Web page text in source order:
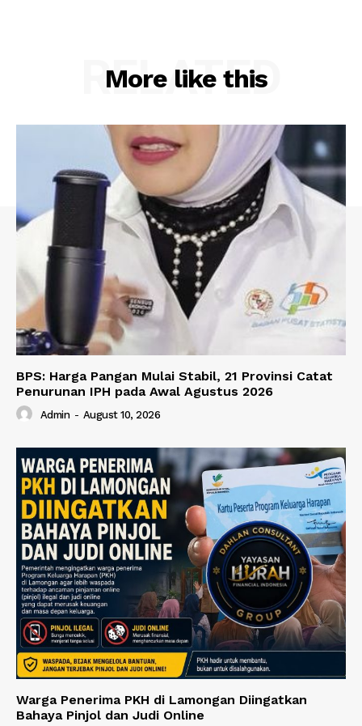
More like this
RELATED
BPS: Harga Pangan Mulai Stabil, 21 Provinsi Catat
Penurunan IPH pada Awal Agustus 2026
Admin - August 10, 2026
Warga Penerima PKH di Lamongan Diingatkan
Bahaya Pinjol dan Judi Online